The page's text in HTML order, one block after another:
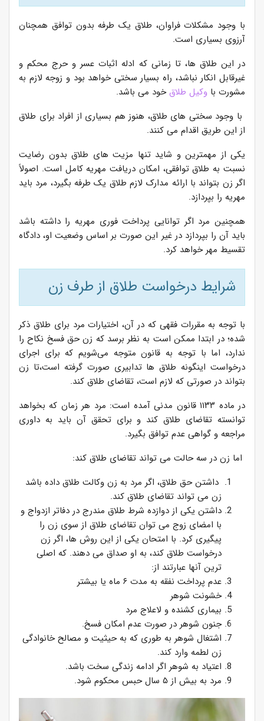
با وجود مشکلات فراوان، طلاق یک طرفه بدون توافق همچنان
آرزوی بسیاری است.
در این طلاق ها، تا زمانی که ادله اثبات عسر و حرج محکم و
غیرقابل انکار نباشد، راه بسیار سختی خواهد بود و زوجه لازم به
مشورت با وکیل طلاقخود می باشد.
با وجود سختی های طلاق، هنوز هم بسیاری از افراد برای طلاق
از این طریق اقدام می کنند.
یکی از مهمترین و شاید تنها مزیت های طلاق بدون رضایت
نسبت به طلاق توافقی، امکان دریافت مهریه کامل است. اصولاً
اگر زن بتواند با ارائه مدارک لازم طلاق یک طرفه بگیرد، مرد باید
مهریه را بپردازد.
همچنین مرد اگر توانایی پرداخت فوری مهریه را داشته باشد
باید آن را بپردازد در غیر این صورت بر اساس وضعیت او، دادگاه
تقسیط مهر خواهد کرد.
شرایط درخواست طلاق از طرف زن
با توجه به مقررات فقهی که در آن، اختیارات مرد برای طلاق ذکر
شده؛ در ابتدا ممکن است به نظر برسد که زن حق فسخ نکاح را
ندارد، اما با توجه به قانون متوجه می‌شویم که برای اجرای
درخواست اینگونه طلاق ها تدابیری صورت گرفته است،تا زن
بتواند در صورتی که لازم است، تقاضای طلاق کند.
در ماده ۱۱۳۳ قانون مدنی آمده است: مرد هر زمان که بخواهد
توانسته تقاضای طلاق کند و برای تحقق آن باید به داوری
مراجعه و گواهی عدم توافق بگیرد.
اما زن در سه حالت می تواند تقاضای طلاق کند:
داشتن حق طلاق، اگر مرد به زن وکالت طلاق داده باشد
زن می تواند تقاضای طلاق کند.
داشتن یکی از دوازده شرط طلاق مندرج در دفاتر ازدواج و
با امضای زوج می توان تقاضای طلاق از سوی زن را
پیگیری کرد. با امتحان یکی از این روش ها، اگر زن
درخواست طلاق کند، به او صداق می دهند. که اصلی
ترین آنها عبارتند از:
عدم پرداخت نفقه به مدت ۶ ماه یا بیشتر
خشونت شوهر
بیماری کشنده و لاعلاج مرد
جنون شوهر در صورت عدم امکان فسخ.
اشتغال شوهر به طوری که به حیثیت و مصالح خانوادگی
زن لطمه وارد کند.
اعتیاد به شوهر اگر ادامه زندگی سخت باشد.
مرد به بیش از ۵ سال حبس محکوم شود.